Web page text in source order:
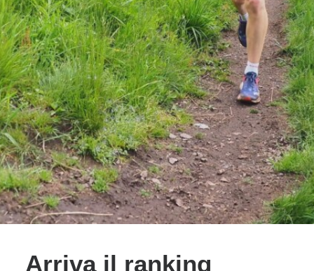
Arriva il ranking